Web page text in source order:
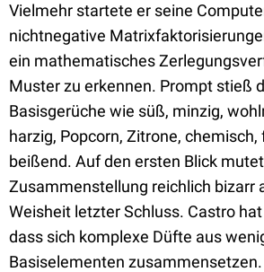
Vielmehr startete er seine
nichtnegative
ein mathematisches
Muster zu erkennen. Prompt stieß
Basisgerüche wie süß, minzig,
harzig, Popcorn, Zitrone, chemisch,
beißend. Auf den ersten Blick
Zusammenstellung reichlich bizarr
Weisheit letzter Schluss. Castro
dass sich komplexe Düfte aus
Basiselementen